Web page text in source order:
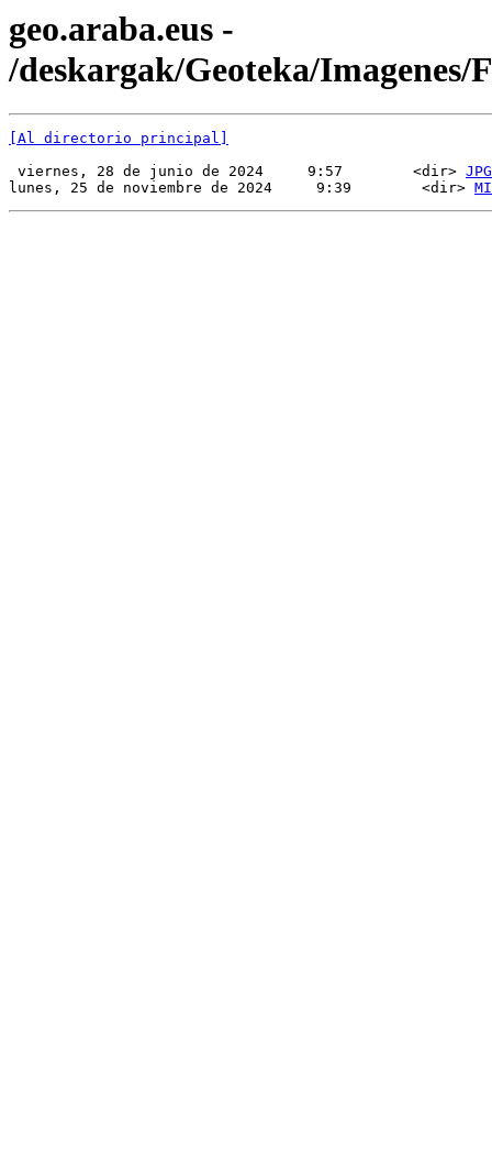
geo.araba.eus -
/deskargak/Geoteka/Imagenes/
[Al directorio principal]
viernes, 28 de junio de 2024     9:57        <dir> JPG
lunes, 25 de noviembre de 2024     9:39        <dir>